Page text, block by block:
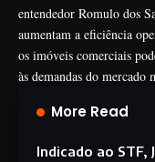
entendedor Romulo dos
aumentam a eficiência
os imóveis comerciais
às demandas do mercado
More Read
Indicado ao STF,